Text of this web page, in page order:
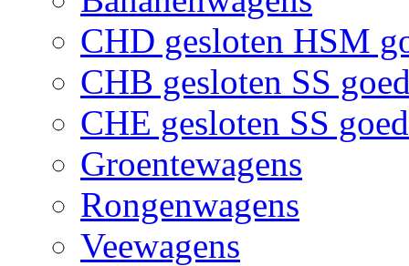
CHD gesloten HSM
CHB gesloten SS
CHE gesloten SS
Groentewagens
Rongenwagens
Veewagens